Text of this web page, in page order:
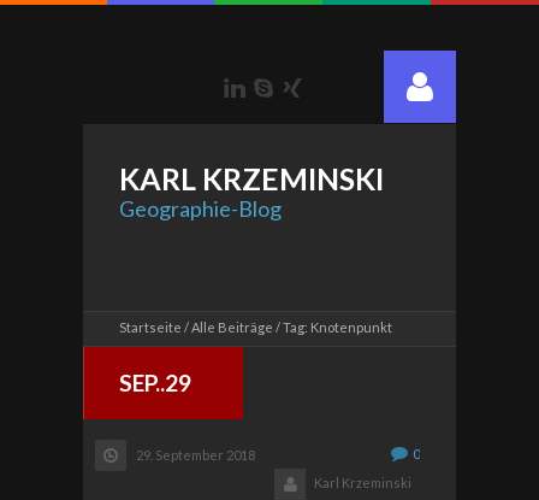
LinkedIn
Skype
KARL KRZEMINSKI
Geographie-Blog
Startseite Alle Beiträge Tag: Knotenpunkt
SEP..29
29. September 2018
0
Karl Krzeminski